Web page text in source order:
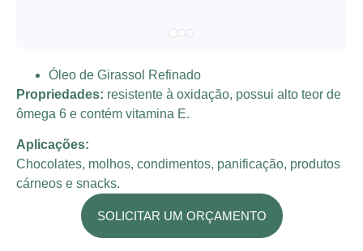
Óleo de Girassol Refinado
Propriedades: resistente à oxidação, possui alto teor de
ômega 6 e contém vitamina E.
Aplicações:
Chocolates, molhos, condimentos, panificação, produtos
cárneos e snacks.
SOLICITAR UM ORÇAMENTO